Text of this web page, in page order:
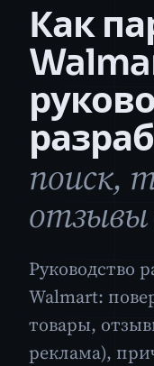
Как
поиск,
отзывы
Руководство
Walmart:
товары,
реклама),